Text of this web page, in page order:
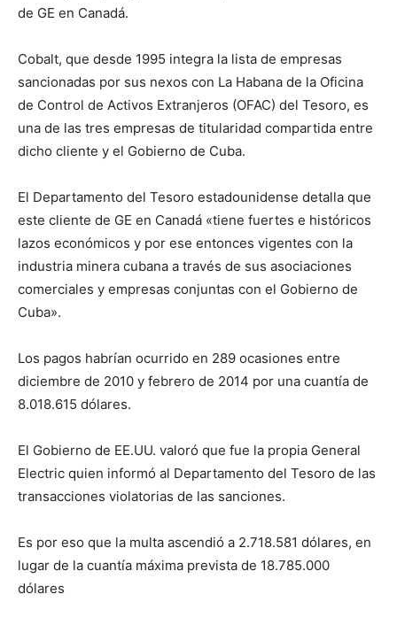
de GE en Canadá.
Cobalt, que desde 1995 integra la lista de empresas
sancionadas por sus nexos con La Habana de la Oficina
de Control de Activos Extranjeros (OFAC) del Tesoro, es
una de las tres empresas de titularidad compartida entre
dicho cliente y el Gobierno de Cuba.
El Departamento del Tesoro estadounidense detalla que
este cliente de GE en Canadá «tiene fuertes e históricos
lazos económicos y por ese entonces vigentes con la
industria minera cubana a través de sus asociaciones
comerciales y empresas conjuntas con el Gobierno de
Cuba».
Los pagos habrían ocurrido en 289 ocasiones entre
diciembre de 2010 y febrero de 2014 por una cuantía de
8.018.615 dólares.
El Gobierno de EE.UU. valoró que fue la propia General
Electric quien informó al Departamento del Tesoro de las
transacciones violatorias de las sanciones.
Es por eso que la multa ascendió a 2.718.581 dólares, en
lugar de la cuantía máxima prevista de 18.785.000
dólares